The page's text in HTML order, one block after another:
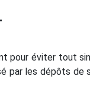
pour éviter tout
par les dépôts de